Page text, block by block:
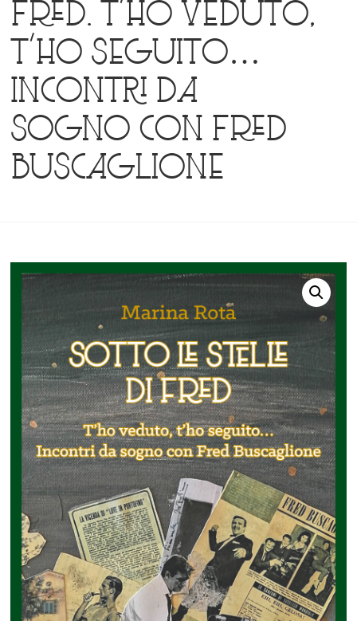
Fred. T’ho veduto,
t’ho seguito…
Incontri da
sogno con Fred
Buscaglione